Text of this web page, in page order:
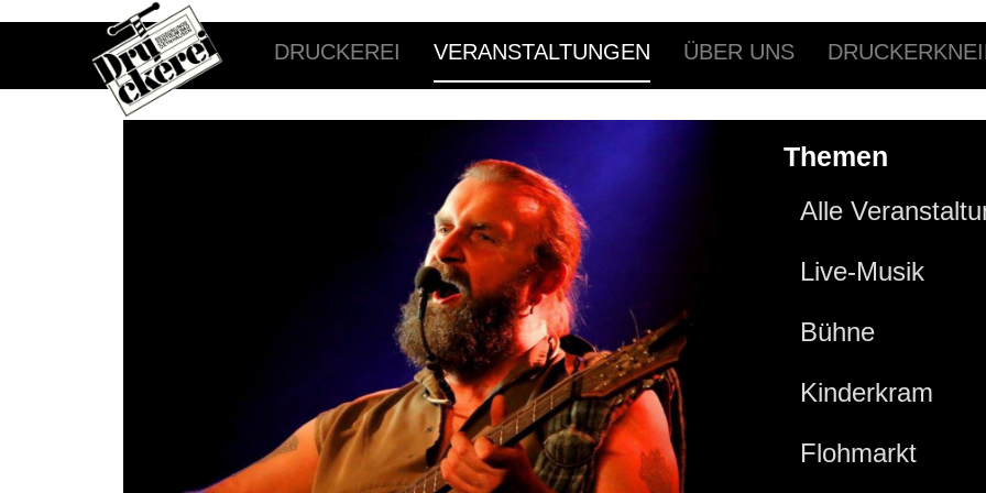
DRUCKEREI VERANSTALTUNGEN ÜBER UNS
Themen
Alle
Live-Musik
Bühne
Kinderkram
Flohmarkt